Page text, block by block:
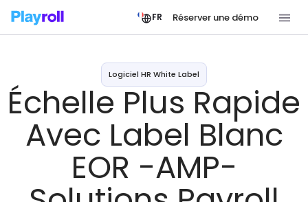
FR Réserver une démo
Logiciel HR White Label
Échelle Plus Rapide
Avec Label Blanc
EOR -AMP-